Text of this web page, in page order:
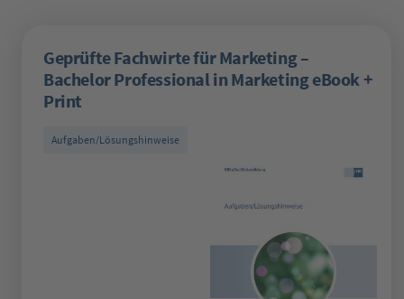
Geprüfte Fachwirte für Marketing –
Bachelor Professional in Marketing eBook +
Print
Aufgaben/Lösungshinweise